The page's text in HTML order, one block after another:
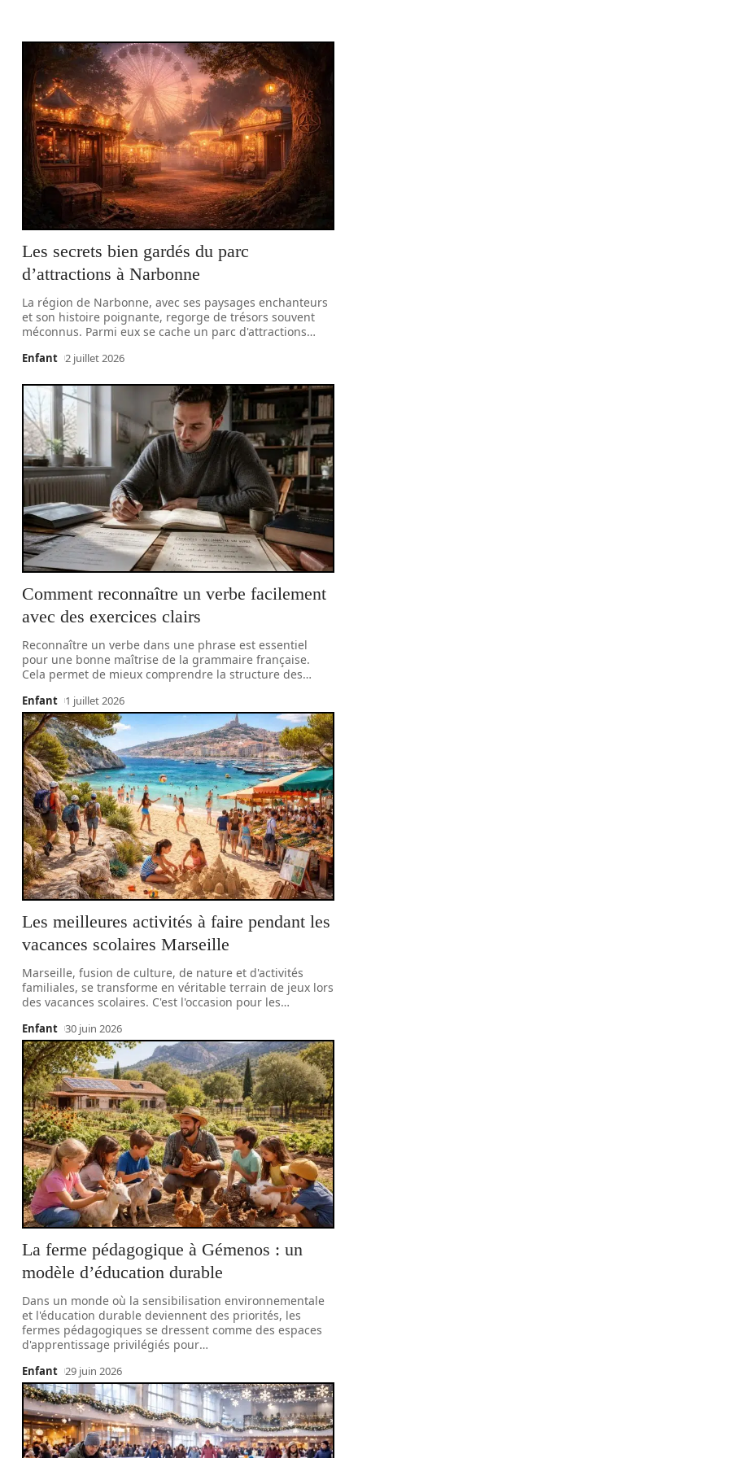
Les secrets bien gardés du parc
d’attractions à Narbonne
La région de Narbonne, avec ses paysages enchanteurs
et son histoire poignante, regorge de trésors souvent
méconnus. Parmi eux se cache un parc d'attractions…
Enfant 2 juillet 2026
Comment reconnaître un verbe facilement
avec des exercices clairs
Reconnaître un verbe dans une phrase est essentiel
pour une bonne maîtrise de la grammaire française.
Cela permet de mieux comprendre la structure des…
Enfant 1 juillet 2026
Les meilleures activités à faire pendant les
vacances scolaires Marseille
Marseille, fusion de culture, de nature et d'activités
familiales, se transforme en véritable terrain de jeux lors
des vacances scolaires. C'est l'occasion pour les…
Enfant 30 juin 2026
La ferme pédagogique à Gémenos : un
modèle d’éducation durable
Dans un monde où la sensibilisation environnementale
et l'éducation durable deviennent des priorités, les
fermes pédagogiques se dressent comme des espaces
d'apprentissage privilégiés pour…
Enfant 29 juin 2026